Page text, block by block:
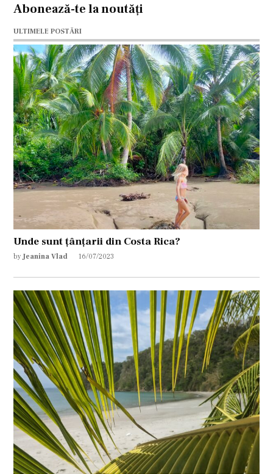
Abonează-te la noutăți
ULTIMELE POSTĂRI
Unde sunt țânțarii din Costa Rica?
by Jeanina Vlad 16/07/2023